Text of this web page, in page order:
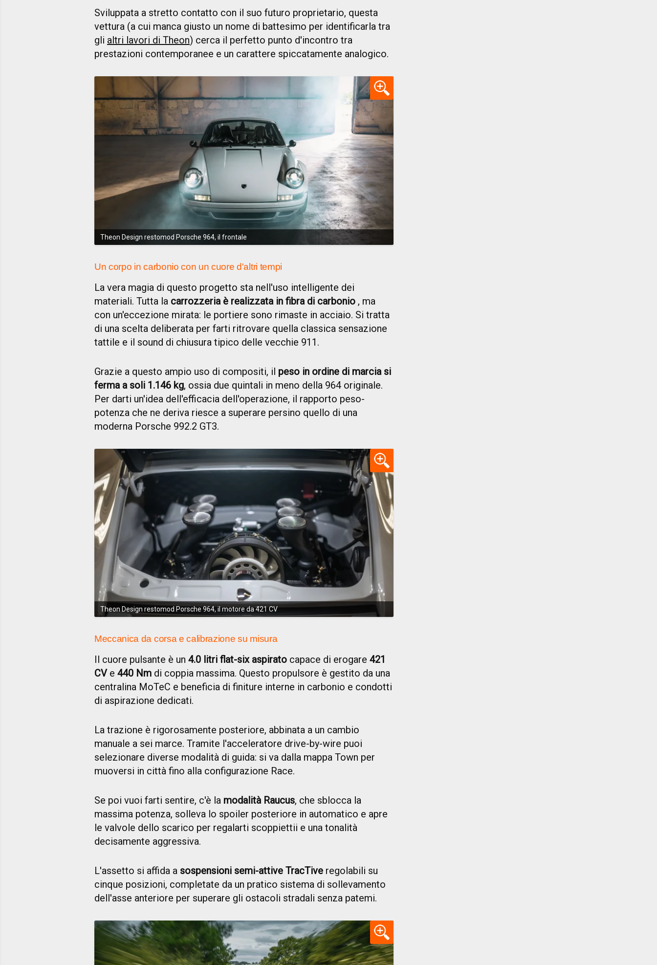
Sviluppata a stretto contatto con il suo futuro proprietario, questa
vettura (a cui manca giusto un nome di battesimo per identificarla tra
gli altri lavori di Theon) cerca il perfetto punto d'incontro tra
prestazioni contemporanee e un carattere spiccatamente analogico.
Theon Design restomod Porsche 964, il frontale
Un corpo in carbonio con un cuore d'altri tempi
La vera magia di questo progetto sta nell'uso intelligente dei
materiali. Tutta la carrozzeria è realizzata in fibra di carbonio , ma
con un'eccezione mirata: le portiere sono rimaste in acciaio. Si tratta
di una scelta deliberata per farti ritrovare quella classica sensazione
tattile e il sound di chiusura tipico delle vecchie 911.
Grazie a questo ampio uso di compositi, il peso in ordine di marcia si
ferma a soli 1.146 kg, ossia due quintali in meno della 964 originale.
Per darti un'idea dell'efficacia dell'operazione, il rapporto peso-
potenza che ne deriva riesce a superare persino quello di una
moderna Porsche 992.2 GT3.
Theon Design restomod Porsche 964, il motore da 421 CV
Meccanica da corsa e calibrazione su misura
Il cuore pulsante è un 4.0 litri flat-six aspirato capace di erogare 421
CVe 440 Nm di coppia massima. Questo propulsore è gestito da una
centralina MoTeC e beneficia di finiture interne in carbonio e condotti
di aspirazione dedicati.
La trazione è rigorosamente posteriore, abbinata a un cambio
manuale a sei marce. Tramite l'acceleratore drive-by-wire puoi
selezionare diverse modalità di guida: si va dalla mappa Town per
muoversi in città fino alla configurazione Race.
Se poi vuoi farti sentire, c'è la modalità Raucus, che sblocca la
massima potenza, solleva lo spoiler posteriore in automatico e apre
le valvole dello scarico per regalarti scoppiettii e una tonalità
decisamente aggressiva.
L'assetto si affida a sospensioni semi-attive TracTive regolabili su
cinque posizioni, completate da un pratico sistema di sollevamento
dell'asse anteriore per superare gli ostacoli stradali senza patemi.